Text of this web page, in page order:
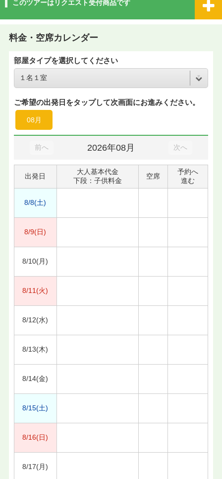
このツアーはリクエスト受付商品です
料金・空席カレンダー
部屋タイプを選択してください
ご希望の出発日をタップして次画面にお進みください。
08月
前へ 2026年08月 次へ
出発日
大人基本代金
下段：子供料金
空席
予約へ
進む
8/8(土)
8/9(日)
8/10(月)
8/11(火)
8/12(水)
8/13(木)
8/14(金)
8/15(土)
8/16(日)
8/17(月)